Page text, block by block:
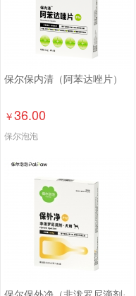
保尔保内清（阿苯达唑片）
￥36.00
保尔泡泡